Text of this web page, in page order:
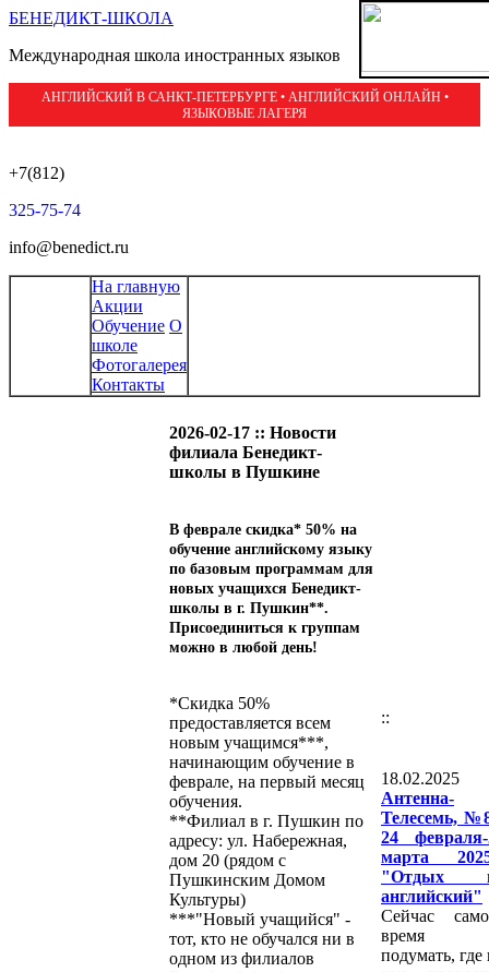
БЕНЕДИКТ-ШКОЛА
Международная школа иностранных языков
АНГЛИЙСКИЙ В САНКТ-ПЕТЕРБУРГЕ • АНГЛИЙСКИЙ ОНЛАЙН •
ЯЗЫКОВЫЕ ЛАГЕРЯ
+7(812)
325-75-74
info@benedict.ru
На главную
Акции
Обучение О
школе
Фотогалерея
Контакты
2026-02-17 :: Новости
филиала Бенедикт-
школы в Пушкине
В феврале скидка* 50% на
обучение английскому языку
по базовым программам для
новых учащихся Бенедикт-
школы в г. Пушкин**.
Присоединиться к группам
можно в любой день!
*Скидка 50%
предоставляется всем
новым учащимся***,
начинающим обучение в
феврале, на первый месяц
обучения.
**Филиал в г. Пушкин по
адресу: ул. Набережная,
дом 20 (рядом с
Пушкинским Домом
Культуры)
***"Новый учащийся" -
тот, кто не обучался ни в
одном из филиалов
::
18.02.2025
Антенна-
Телесемь,
24
марта
"Отдых
английский"
Сейчас
время
подумать, где